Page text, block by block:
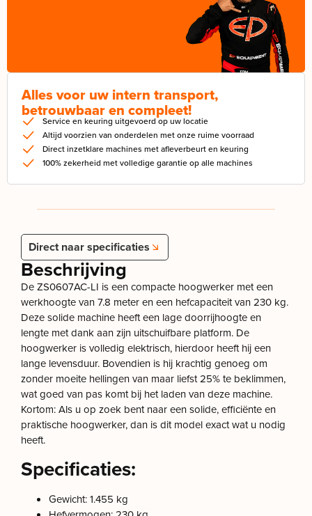
Alles voor uw intern transport,
betrouwbaar en compleet!
Service en keuring uitgevoerd op uw locatie
Altijd voorzien van onderdelen met onze ruime voorraad
Direct inzetklare machines met afleverbeurt en keuring
100% zekerheid met volledige garantie op alle machines
Direct naar specificaties
Beschrijving
De ZS0607AC-LI is een compacte hoogwerker met een
werkhoogte van 7.8 meter en een hefcapaciteit van 230 kg.
Deze solide machine heeft een lage doorrijhoogte en
lengte met dank aan zijn uitschuifbare platform. De
hoogwerker is volledig elektrisch, hierdoor heeft hij een
lange levensduur. Bovendien is hij krachtig genoeg om
zonder moeite hellingen van maar liefst 25% te beklimmen,
wat goed van pas komt bij het laden van deze machine.
Kortom: Als u op zoek bent naar een solide, efficiënte en
praktische hoogwerker, dan is dit model exact wat u nodig
heeft.
Specificaties:
Gewicht: 1.455 kg